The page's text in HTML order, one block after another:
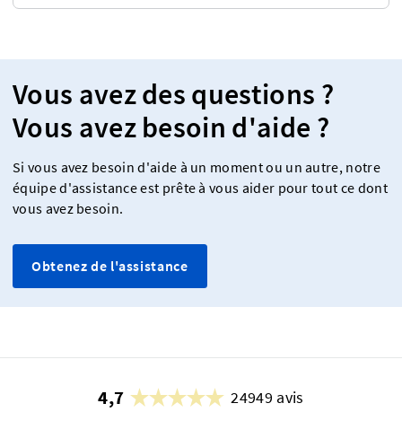
Vous avez des questions ?
Vous avez besoin d'aide ?
Si vous avez besoin d'aide à un moment ou un autre, notre
équipe d'assistance est prête à vous aider pour tout ce dont
vous avez besoin.
Obtenez de l'assistance
4,7 24949 avis